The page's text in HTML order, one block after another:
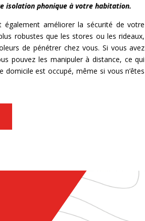
isolation phonique à votre habitation.
également améliorer la sécurité de votre
robustes que les stores ou les rideaux,
de pénétrer chez vous. Si vous avez
pouvez les manipuler à distance, ce qui
domicile est occupé, même si vous n’êtes